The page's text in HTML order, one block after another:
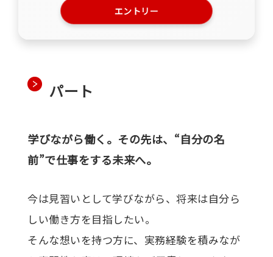
エントリー
パート
学びながら働く。その先は、“自分の名
前”で仕事をする未来へ。
今は見習いとして学びながら、将来は自分ら
しい働き方を目指したい。
そんな想いを持つ方に、実務経験を積みなが